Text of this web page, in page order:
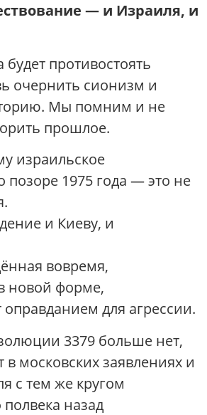
— и Израиля, и
будет противостоять
очернить сионизм и
Мы помним и не
прошлое.
израильское
1975 года — это не
и Киеву, и
вовремя,
новой форме,
оправданием для агрессии.
3379 больше нет,
в московских заявлениях и
с тем же кругом
полвека назад